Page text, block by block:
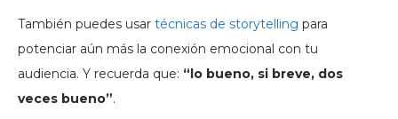
También puedes usar técnicas de storytelling para
potenciar aún más la conexión emocional con tu
audiencia. Y recuerda que: “lo bueno, si breve, dos
veces bueno”.